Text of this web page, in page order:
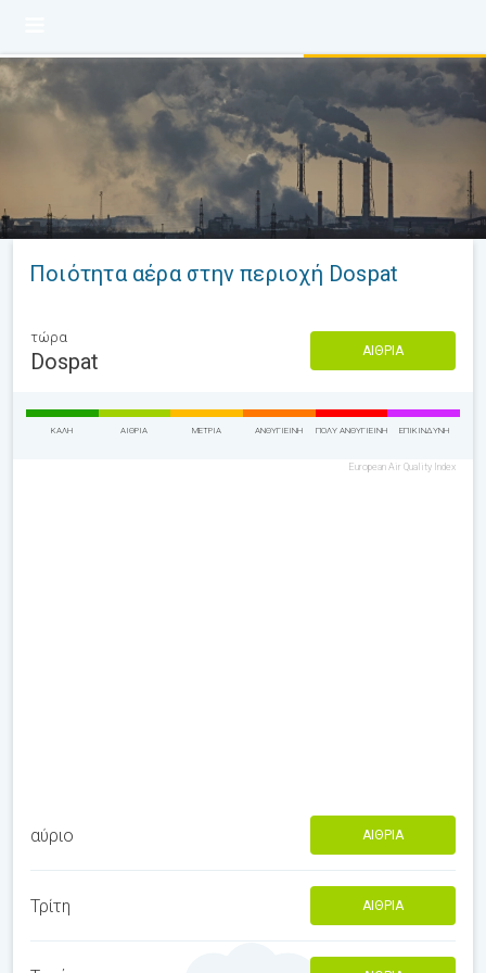
Ποιότητα αέρα στην περιοχή Dospat
τώρα
Dospat ΑΊΘΡΙΑ
ΚΑΛΉ ΑΊΘΡΙΑ ΜΈΤΡΙΑ ΑΝΘΥΓΙΕΙΝΉ ΠΟΛΎ ΑΝΘΥΓΙΕΙΝΉ ΕΠΙΚΊΝΔΥΝΗ
European Air Quality Index
αύριο ΑΊΘΡΙΑ
Τρίτη ΑΊΘΡΙΑ